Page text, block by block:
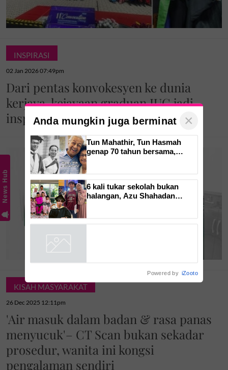
INSPIRASI
02 Jan 2026 07:49pm
Dari pentas konvokesyen ke dunia
kerjaya, kejayaan graduan IUC jadi
inspirasi
KISAH MASYARAKAT
26 Dec 2025 12:11pm
'Air masuk dalam badan & rasa panas
menyucuk'– CT Scan bukan sekadar
prosedur, wanita ini kongsi
pengalaman sendiri
News Hub
Anda mungkin juga berminat
pernah kongsi tip bahagia. 'Tak
suka sakitkan hati pasangan,
kahwin sampai akhir hayat'